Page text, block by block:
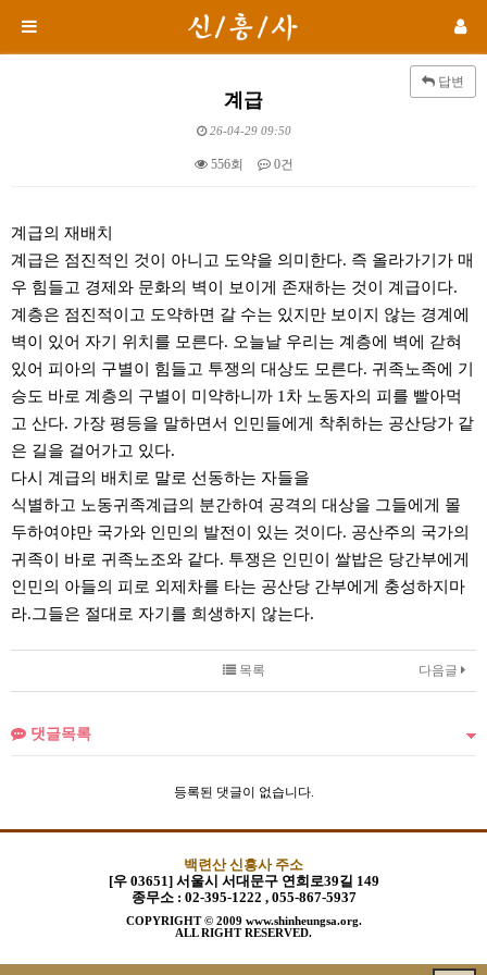
답변
계급
26-04-29 09:50
556회 0건
계급의 재배치
계급은 점진적인 것이 아니고 도약을 의미한다. 즉 올라가기가 매
우 힘들고 경제와 문화의 벽이 보이게 존재하는 것이 계급이다.
계층은 점진적이고 도약하면 갈 수는 있지만 보이지 않는 경계에
벽이 있어 자기 위치를 모른다. 오늘날 우리는 계층에 벽에 갇혀
있어 피아의 구별이 힘들고 투쟁의 대상도 모른다. 귀족노족에 기
승도 바로 계층의 구별이 미약하니까 1차 노동자의 피를 빨아먹
고 산다. 가장 평등을 말하면서 인민들에게 착취하는 공산당가 같
은 길을 걸어가고 있다.
다시 계급의 배치로 말로 선동하는 자들을
식별하고 노동귀족계급의 분간하여 공격의 대상을 그들에게 몰
두하여야만 국가와 인민의 발전이 있는 것이다. 공산주의 국가의
귀족이 바로 귀족노조와 같다. 투쟁은 인민이 쌀밥은 당간부에게
인민의 아들의 피로 외제차를 타는 공산당 간부에게 충성하지마
라.그들은 절대로 자기를 희생하지 않는다.
다음글
목록
댓글목록
등록된 댓글이 없습니다.
백련산 신흥사 주소
[우 03651] 서울시 서대문구 연희로39길 149
종무소 : 02-395-1222 , 055-867-5937
COPYRIGHT © 2009 www.shinheungsa.org.
ALL RIGHT RESERVED.